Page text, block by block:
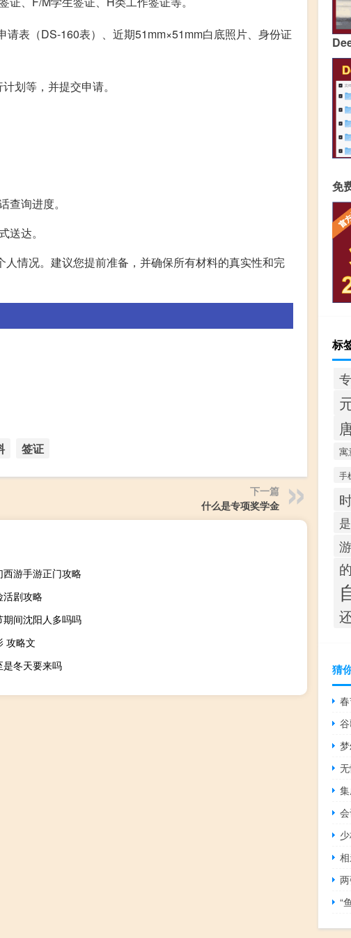
表（DS-160表）、近期51mm×51mm白底照片、身份证
划等，并提交申请。
询进度。
达。
情况。建议您提前准备，并确保所有材料的真实性和完
签证
下一篇
什么是专项奖学金
西游手游正门攻略
活剧攻略
期间沈阳人多吗吗
攻略文
是冬天要来吗
免
标
寓
手
猜
“